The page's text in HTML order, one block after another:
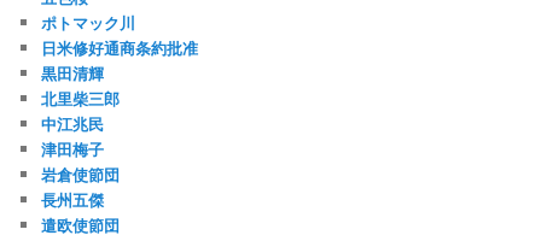
ポトマック川
日米修好通商条約批准
黒田清輝
北里柴三郎
中江兆民
津田梅子
岩倉使節団
長州五傑
遣欧使節団